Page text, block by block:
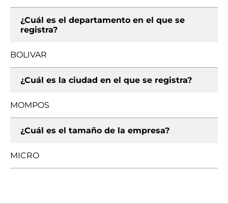
¿Cuál es el departamento en el que se
registra?
BOLIVAR
¿Cuál es la ciudad en el que se registra?
MOMPOS
¿Cuál es el tamaño de la empresa?
MICRO